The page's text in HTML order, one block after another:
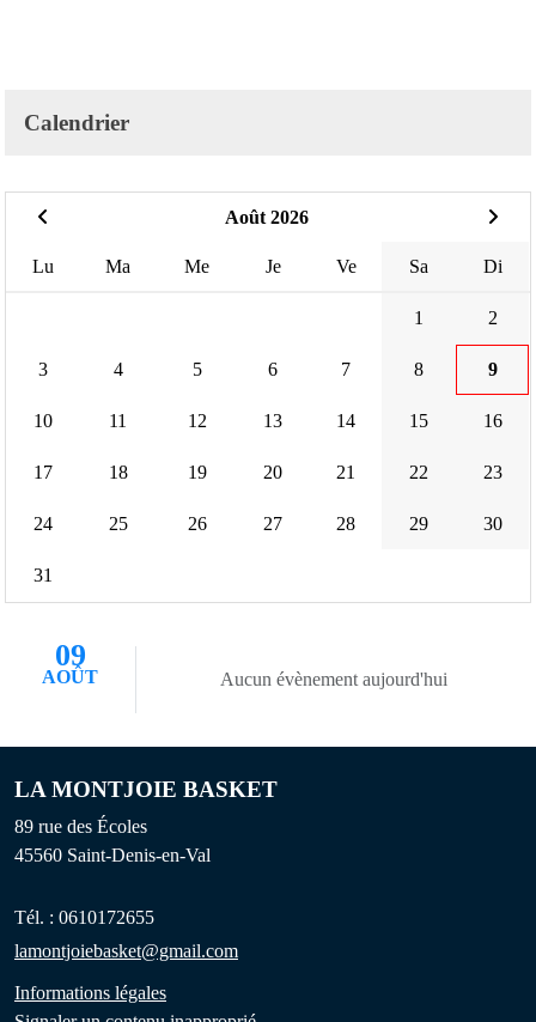
Calendrier
Août 2026
Lu Ma Me Je Ve Sa Di
1 2
3 4 5 6 7 8 9
10 11 12 13 14 15 16
17 18 19 20 21 22 23
24 25 26 27 28 29 30
31
09
AOÛT Aucun évènement aujourd'hui
LA MONTJOIE BASKET
89 rue des Écoles
45560 Saint-Denis-en-Val
Tél. : 0610172655
lamontjoiebasket@gmail.com
Informations légales